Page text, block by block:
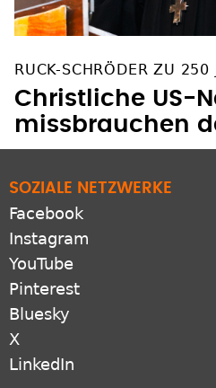
RUCK-SCHRÖDER ZU 250
Christliche US-
missbrauchen
SOZIALE NETZWERKE
Facebook
Instagram
YouTube
Pinterest
Bluesky
X
LinkedIn